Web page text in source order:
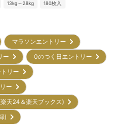
13kg～28kg 180枚入
マラソンエントリー
ー
0のつく日エントリー
トリー
リー
楽天24＆楽天ブックス)
録)